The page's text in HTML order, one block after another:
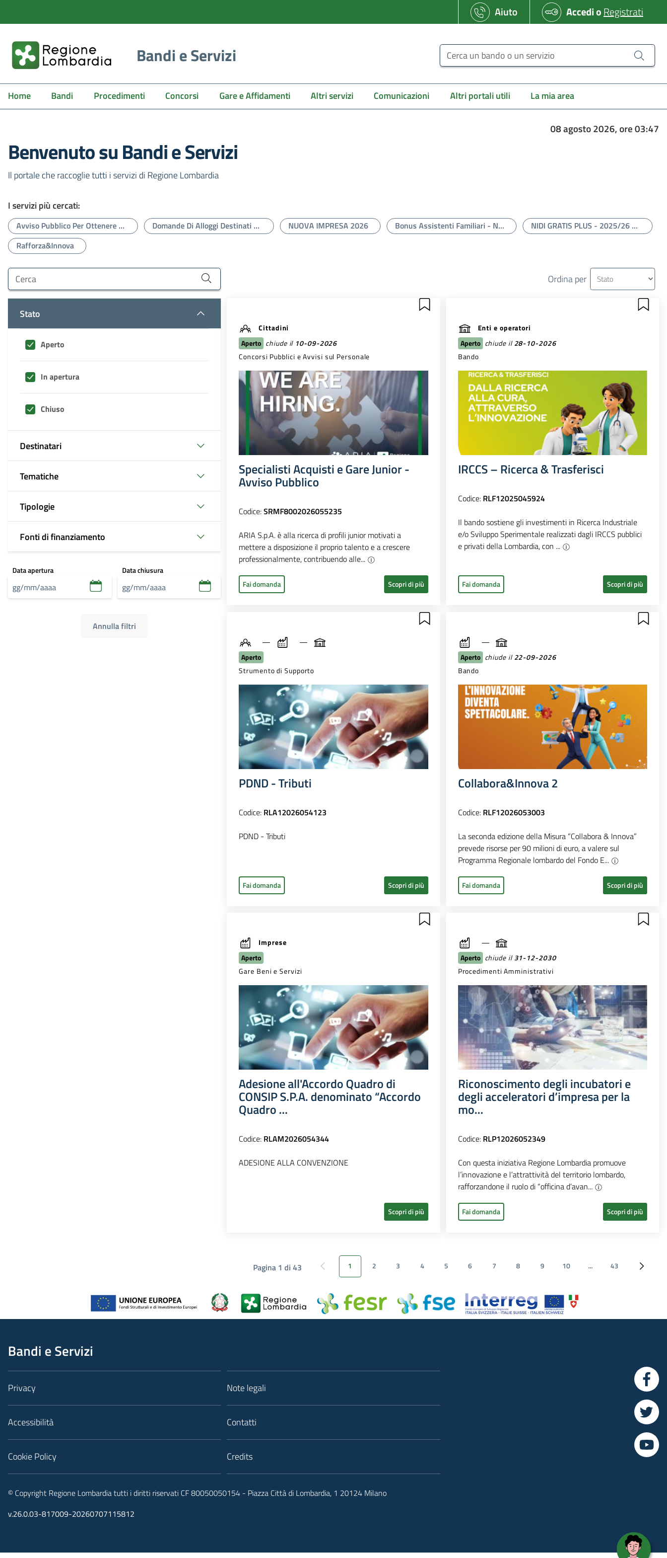
Aiuto AccedioRegistrati
Bandi e Servizi Cerca un bando o un servizio
Home Bandi Procedimenti Concorsi Gare e Affidamenti Altri servizi Comunicazioni Altri portali utili La mia area
08 agosto 2026, ore 03:47
Benvenuto su Bandi e Servizi
Il portale che raccoglie tutti i servizi di Regione Lombardia
I servizi più cercati:
Avviso Pubblico Per Ottenere Contributi Per L'acquisto Di Ausili/strumenti Tecnologicamente Avanzati Per Persone Con Disabilità O Disturbi Specifici Dell'apprendimento (DSA) Domande Di Alloggi Destinati A Servizi Abitativi Pubblici - RR N. 4/2017 NUOVA IMPRESA 2026 Bonus Assistenti Familiari - Nuovo Avviso
NIDI GRATIS PLUS - 2025/26 - Rendicontazione Da Parte Dei Comuni
Rafforza&Innova
Cerca un bando
Stato
Aperto
In apertura
Chiuso
Destinatari
Tematiche
Tipologie
Fonti di finanziamento
Data apertura Data chiusura
Annulla filtri
Ordina per
Cittadini
Aperto chiude il 10-09-2026
Concorsi Pubblici e Avvisi sul Personale
Specialisti Acquisti e Gare Junior -
Avviso Pubblico
Codice:SRMF8002026055235
ARIA S.p.A. è alla ricerca di profili junior motivati a
mettere a disposizione il proprio talento e a crescere
professionalmente, contribuendo alle...
Fai domanda Scopri di più
Enti e operatori
Aperto chiude il 28-10-2026
Bando
IRCCS – Ricerca & Trasferisci
Codice: RLF12025045924
Il bando sostiene gli investimenti in Ricerca Industriale
e/o Sviluppo Sperimentale realizzati dagli IRCCS pubblici
e privati della Lombardia, con ...
Fai domanda Scopri di più
Aperto
Strumento di Supporto
PDND - Tributi
Codice: RLA12026054123
PDND - Tributi
Fai domanda Scopri di più
Aperto chiude il 22-09-2026
Bando
Collabora&Innova 2
Codice: RLF12026053003
La seconda edizione della Misura “Collabora & Innova”
prevede risorse per 90 milioni di euro, a valere sul
Programma Regionale lombardo del Fondo E...
Fai domanda Scopri di più
Imprese
Aperto
Gare Beni e Servizi
Adesione all'Accordo Quadro di
CONSIP S.P.A. denominato “Accordo
Quadro ...
Codice: RLAM2026054344
ADESIONE ALLA CONVENZIONE
Scopri di più
Aperto chiude il 31-12-2030
Procedimenti Amministrativi
Riconoscimento degli incubatori e
degli acceleratori d’impresa per la
mo...
Codice: RLP12026052349
Con questa iniziativa Regione Lombardia promuove
l’innovazione e l’attrattività del territorio lombardo,
rafforzandone il ruolo di “officina d’avan...
Fai domanda Scopri di più
Pagina precedente
1 2 3 4 5 6 7 8 9 10 ... 43 Pagina
Pagina 1 di 43
Bandi e Servizi
Privacy
Accessibilità
Cookie Policy
Note legali
Contatti
Credits
© Copyright Regione Lombardia tutti i diritti riservati CF 80050050154 - Piazza Città di Lombardia, 1 20124 Milano
v.26.0.03-817009-20260707115812